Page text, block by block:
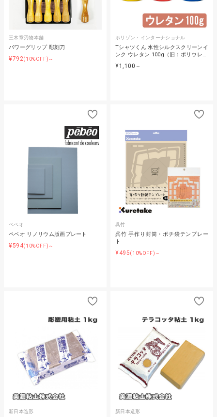
三木章刃物本舗
パワーグリップ 彫刻刀
¥792(10%OFF)～
ホリゾン・インターナショナル
Tシャツくん 水性シルクスクリーンイ
ンク ウレタン 100g（旧：ポリウレ…
¥1,100 ～
ペベオ
ペベオ リノリウム版画プレート
¥594(10%OFF)～
呉竹
呉竹 手作り封筒・ポチ袋テンプレー
ト
¥495(10%OFF)～
新日本造形 新日本造形